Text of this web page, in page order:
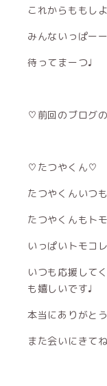
これからももし
みんないっぱー
待ってまーつ♩
♡前回のブログ
♡たつやくん♡
たつやくんいつ
たつやくんもト
いっぱいトモコ
いつも応援して
も嬉しいです♩
本当にありがとう
また会いにきて